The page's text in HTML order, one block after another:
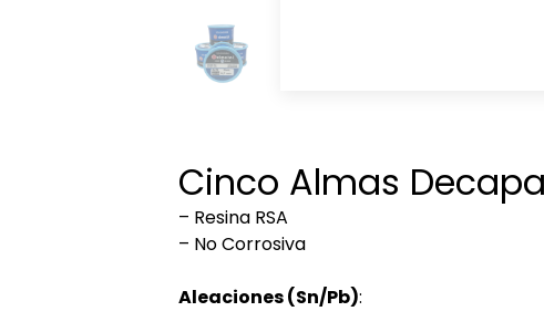
Cinco Almas
– Resina RSA
– No Corrosiva
Aleaciones (Sn/Pb):